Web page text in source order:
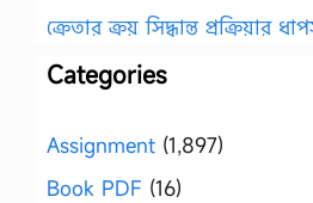
ক্রেতার ক্রয় সিদ্ধান্ত
Categories
Assignment (1,897)
Book PDF (16)